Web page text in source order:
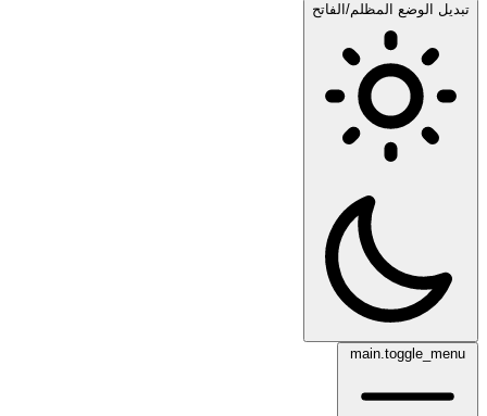
تبديل الوضع المظلم/الفاتح
main.toggle_menu